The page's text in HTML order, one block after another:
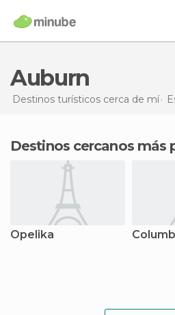
Auburn
Destinos turísticos cerca de mí
Destinos cercanos más
Opelika